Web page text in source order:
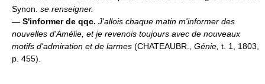
Synon. se renseigner.
— S'informer de qqc. J'allois chaque matin m'informer des
nouvelles d'Amélie, et je revenois toujours avec de nouveaux
motifs d'admiration et de larmes (CHATEAUBR., Génie, t. 1, 1803,
p. 455).